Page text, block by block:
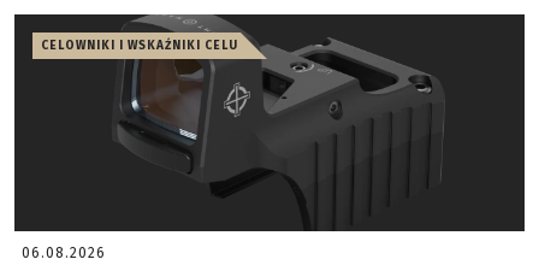
CELOWNIKI I WSKAŹNIKI CELU
06.08.2026